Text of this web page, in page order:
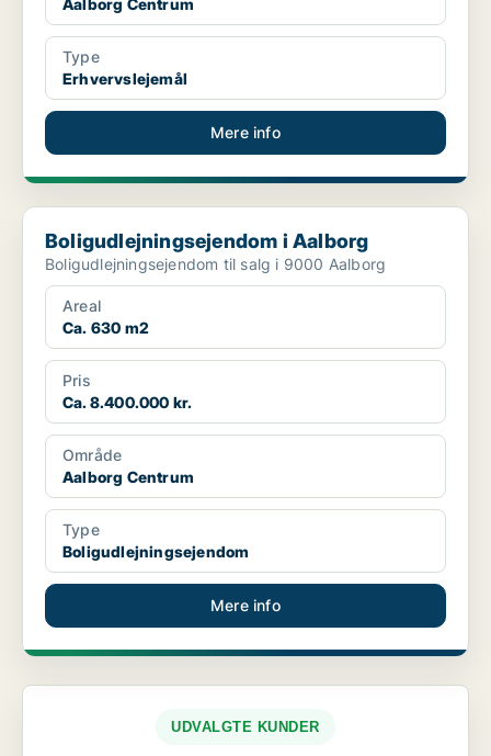
Aalborg Centrum
Type
Erhvervslejemål
Mere info
Boligudlejningsejendom i Aalborg
Boligudlejningsejendom i Aalborg
Boligudlejningsejendom til salg i 9000 Aalborg
Areal
Ca. 630 m2
Pris
Ca. 8.400.000 kr.
Område
Aalborg Centrum
Type
Boligudlejningsejendom
Mere info
UDVALGTE KUNDER